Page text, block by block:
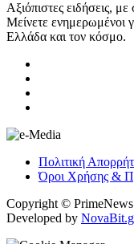
Αξιόπιστες ειδήσεις,
Μείνετε ενημερωμένοι
Ελλάδα και τον κόσμο.
Πολιτική
Όροι Χρήσης &
Copyright ©
Developed by